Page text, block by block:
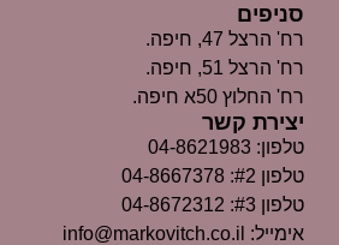
סניפים
רח' הרצל 47, חיפה.
רח' הרצל 51, חיפה.
רח' החלוץ 50א חיפה.
יצירת קשר
טלפון: 04-8621983
טלפון #2: 04-8667378
טלפון #3: 04-8672312
אימייל: info@markovitch.co.il